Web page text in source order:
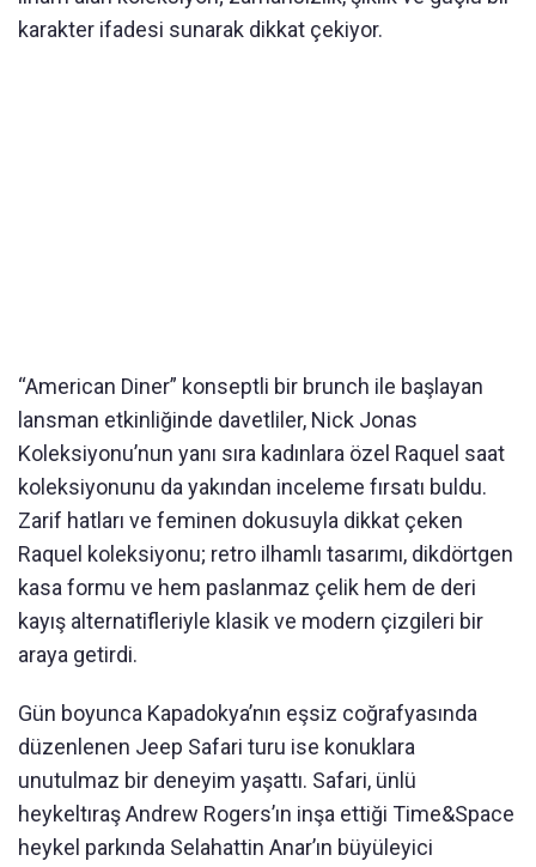
karakter ifadesi sunarak dikkat çekiyor.
“American Diner” konseptli bir brunch ile başlayan
lansman etkinliğinde davetliler, Nick Jonas
Koleksiyonu’nun yanı sıra kadınlara özel Raquel saat
koleksiyonunu da yakından inceleme fırsatı buldu.
Zarif hatları ve feminen dokusuyla dikkat çeken
Raquel koleksiyonu; retro ilhamlı tasarımı, dikdörtgen
kasa formu ve hem paslanmaz çelik hem de deri
kayış alternatifleriyle klasik ve modern çizgileri bir
araya getirdi.
Gün boyunca Kapadokya’nın eşsiz coğrafyasında
düzenlenen Jeep Safari turu ise konuklara
unutulmaz bir deneyim yaşattı. Safari, ünlü
heykeltıraş Andrew Rogers’ın inşa ettiği Time&Space
heykel parkında Selahattin Anar’ın büyüleyici